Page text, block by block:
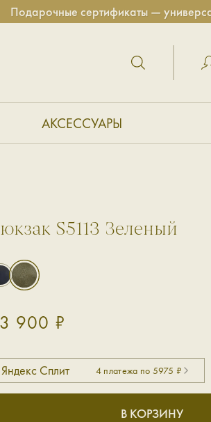
сертификаты — универсальный
АКСЕССУАРЫ
S5113 Зеленый
900 ₽
Яндекс Сплит 4 платежа по 5975 ₽
В КОРЗИНУ